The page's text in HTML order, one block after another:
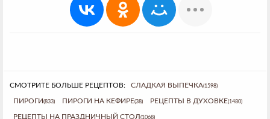
СМОТРИТЕ БОЛЬШЕ РЕЦЕПТОВ: СЛАДКАЯ ВЫПЕЧКА(1598)
ПИРОГИ(833) ПИРОГИ НА КЕФИРЕ(38) РЕЦЕПТЫ В ДУХОВКЕ(1480)
РЕЦЕПТЫ НА ПРАЗДНИЧНЫЙ СТОЛ(1068)